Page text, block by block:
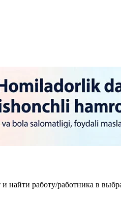
найти работу/работника в